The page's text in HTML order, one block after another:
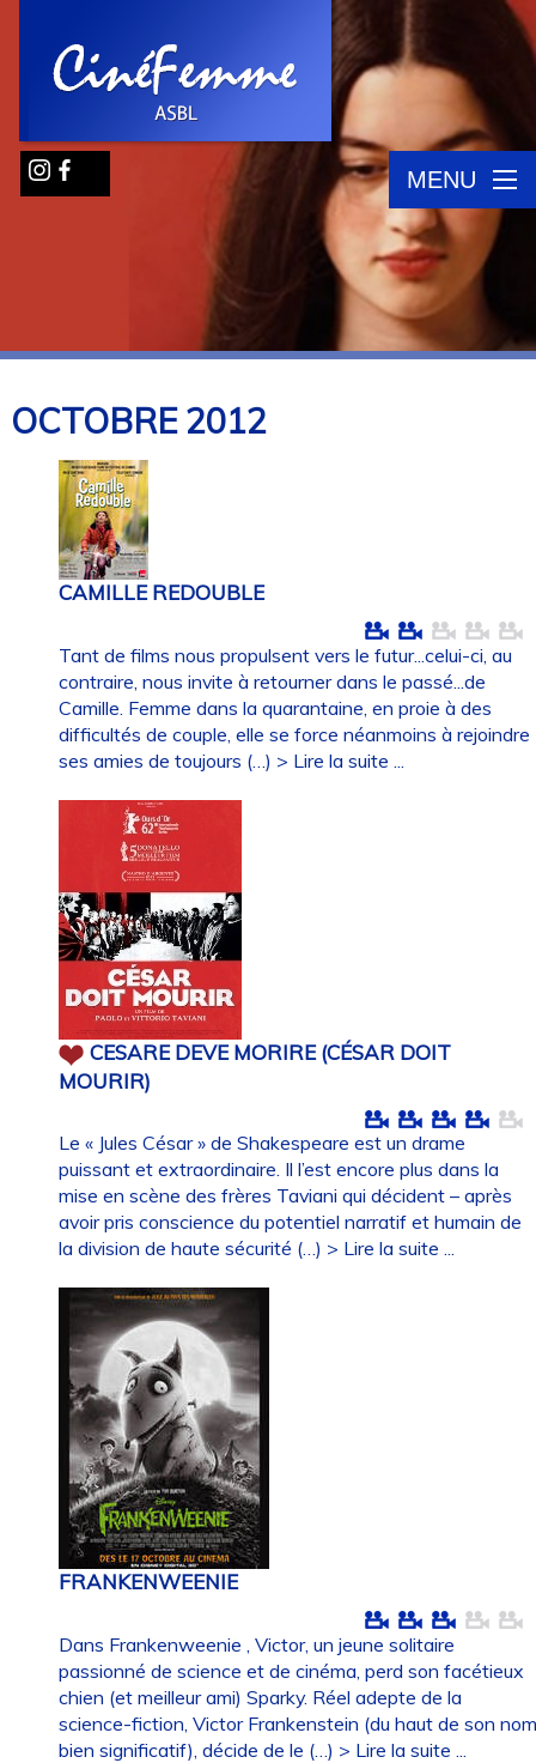
MENU
OCTOBRE2012
CAMILLE REDOUBLE
Tant de films nous propulsent vers le futur...celui-ci, au
contraire, nous invite à retourner dans le passé...de
Camille. Femme dans la quarantaine, en proie à des
difficultés de couple, elle se force néanmoins à rejoindre
ses amies de toujours (…) > Lire la suite ...
CESARE DEVE MORIRE (CÉSAR DOIT
MOURIR)
Le « Jules César » de Shakespeare est un drame
puissant et extraordinaire. Il l’est encore plus dans la
mise en scène des frères Taviani qui décident – après
avoir pris conscience du potentiel narratif et humain de
la division de haute sécurité (…) > Lire la suite ...
FRANKENWEENIE
Dans Frankenweenie , Victor, un jeune solitaire
passionné de science et de cinéma, perd son facétieux
chien (et meilleur ami) Sparky. Réel adepte de la
science-fiction, Victor Frankenstein (du haut de son
bien significatif), décide de le (…) > Lire la suite ...